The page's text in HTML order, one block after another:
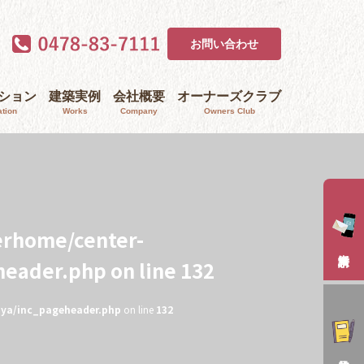
お問い合わせ
ョン 建築実例
Works
会社概要
Company
オーナーズクラブ
Owners Club
center-
on line 132
inc_pageheader.php on line 132